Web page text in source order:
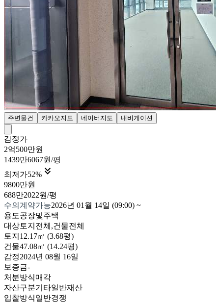
주변물건 카카오지도 네이버지도 내비게이션
감정가
2억500만원
1439만6067원/평
최저가52% 
9800만원
688만2022원/평
수의계약가능2026년 01월 14일 (09:00) ~
용도공장및주택
대상토지전체,건물전체
토지 12.17㎡ (3.68평)
건물47.08㎡ (14.24평)
감정2024년 08월 16일
보증금-
처분방식매각
자산구분기타일반재산
입찰방식일반경쟁